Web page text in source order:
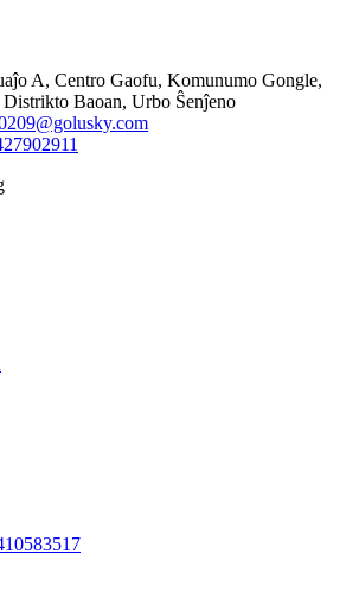
A, Centro Gaofu, Komunumo Gongle,
Baoan, Urbo Ŝenĵeno